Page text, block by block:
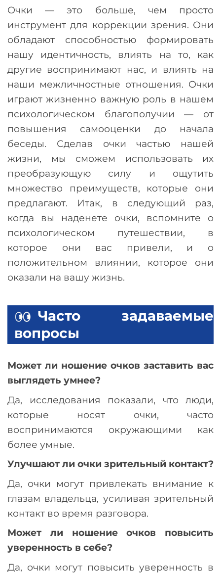
Очки— это больше, чем просто
инструмент для коррекции зрения. Они
обладают способностью формировать
нашу идентичность, влиять на то, как
другие воспринимают нас, и влиять на
наши межличностные отношения. Очки
играют жизненно важную роль в нашем
психологическом благополучии— от
повышения самооценки до начала
беседы. Сделав очки частью нашей
жизни, мы сможем использовать их
преобразующую силу и ощутить
множество преимуществ, которые они
предлагают. Итак, в следующий раз,
когда вы наденете очки, вспомните о
психологическом путешествии, в
которое они вас привели, и о
положительном влиянии, которое они
оказали на вашу жизнь.
Часто задаваемые
вопросы
Может ли ношение очков заставить вас
выглядеть умнее?
Да, исследования показали, что люди,
которые носят очки, часто
воспринимаются окружающими как
более умные.
Улучшают ли очки зрительный контакт?
Да, очки могут привлекать внимание к
глазам владельца, усиливая зрительный
контакт во время разговора.
Может ли ношение очков повысить
уверенность в себе?
Да, очки могут повысить уверенность в